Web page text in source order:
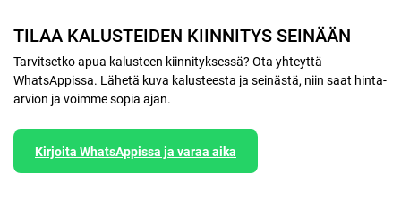
TILAA KALUSTEIDEN KIINNITYS SEINÄÄN
Tarvitsetko apua kalusteen kiinnityksessä? Ota yhteyttä
WhatsAppissa. Lähetä kuva kalusteesta ja seinästä, niin saat hinta-
arvion ja voimme sopia ajan.
Kirjoita WhatsAppissa ja varaa aika